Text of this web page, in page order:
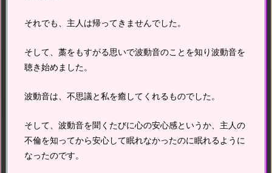
それでも、主人は帰ってきませんでした。
そして、藁をもすがる思いで波動音のことを知り波動音を
聴き始めました。
波動音は、不思議と私を癒してくれるものでした。
そして、波動音を聞くたびに心の安心感というか、主人の
不倫を知ってから安心して眠れなかったのに眠れるように
なったのです。